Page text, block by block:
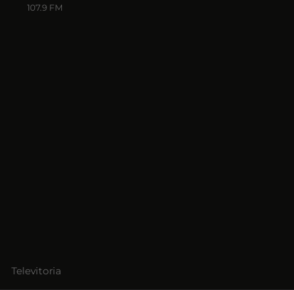
107.9 FM
Televitoria